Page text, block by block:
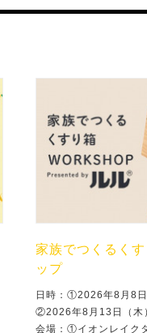
家族でつくるく
ップ
日時：①2026年8月8
②2026年8月13日（木
会場：①イオンレイ